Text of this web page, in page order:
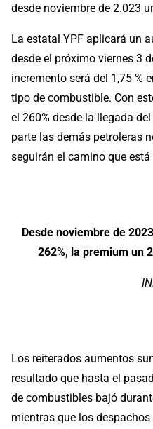
desde noviembre de 2.023
La estatal YPF aplicará un
desde el próximo viernes 3
incremento será del 1,75 %
tipo de combustible. Con
el 260% desde la llegada
parte las demás petroleras
seguirán el camino que
Desde noviembre de
262%, la premium un
Los reiterados aumentos
resultado que hasta el
de combustibles bajó
mientras que los